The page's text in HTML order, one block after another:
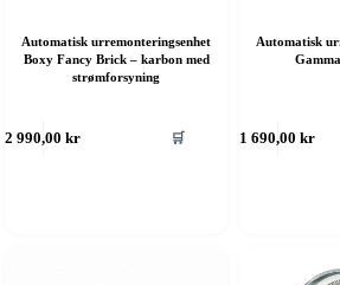
Automatisk urremonteringsenhet
Boxy Fancy Brick – karbon med
strømforsyning
2 990,00kr 🛒
Automatisk
1 690,00kr